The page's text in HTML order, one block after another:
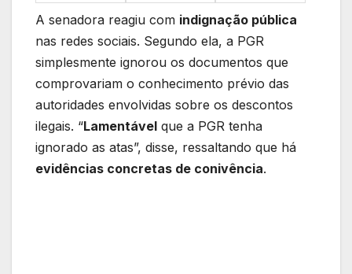
A senadora reagiu com indignação pública
nas redes sociais. Segundo ela, a PGR
simplesmente ignorou os documentos que
comprovariam o conhecimento prévio das
autoridades envolvidas sobre os descontos
ilegais. “Lamentável que a PGR tenha
ignorado as atas”, disse, ressaltando que há
evidências concretas de conivência.